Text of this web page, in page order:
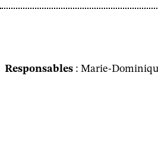
Responsables : Marie-